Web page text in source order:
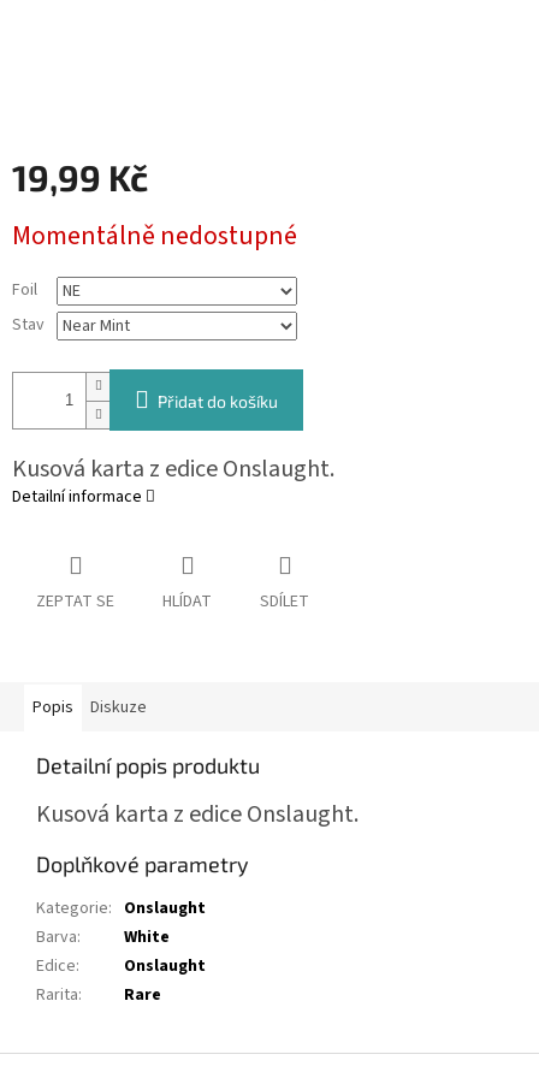
19,99 Kč
cena:
Momentálně nedostupné
Foil
Stav
Přidat do košíku
Kusová karta z edice Onslaught.
Detailní informace
ZEPTAT SE HLÍDAT SDÍLET
Popis Diskuze
Detailní popis produktu
Kusová karta z edice Onslaught.
Doplňkové parametry
Kategorie: Onslaught
Barva:
White
Edice:
Onslaught
Rarita: Rare